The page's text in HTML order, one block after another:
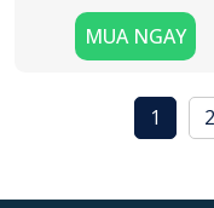
là:
tại
là:
MUA NGAY
1 2